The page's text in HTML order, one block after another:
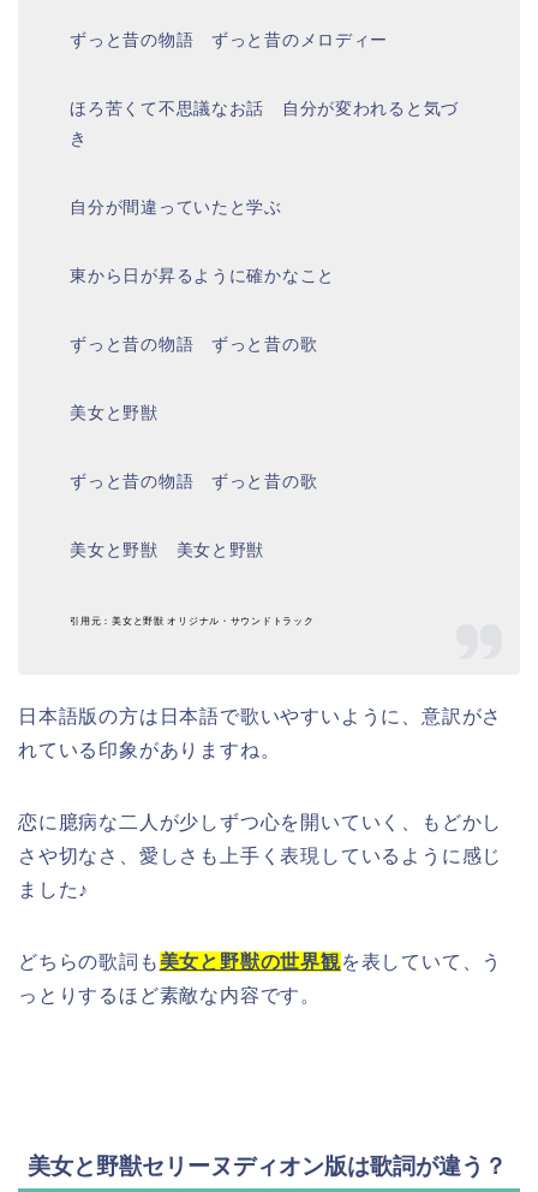
ずっと昔の物語 ずっと昔のメロディー
ほろ苦くて不思議なお話 自分が変われると気づ
き
自分が間違っていたと学ぶ
東から日が昇るように確かなこと
ずっと昔の物語 ずっと昔の歌
美女と野獣
ずっと昔の物語 ずっと昔の歌
美女と野獣 美女と野獣
引用元：美女と野獣 オリジナル・サウンドトラック
日本語版の方は日本語で歌いやすいように、意訳がさ
れている印象がありますね。
恋に臆病な二人が少しずつ心を開いていく、もどかし
さや切なさ、愛しさも上手く表現しているように感じ
ました♪
どちらの歌詞も 美女と野獣の世界観を表していて、う
っとりするほど素敵な内容です。
美女と野獣セリーヌディオン版は歌詞が違う？